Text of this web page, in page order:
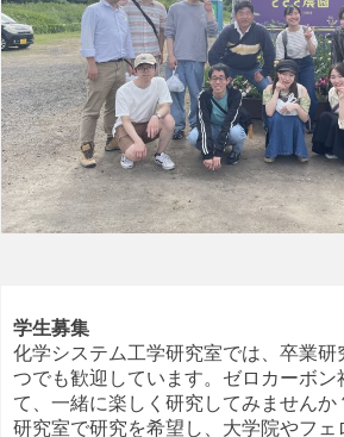
学生募集
化学システム工学研究室では、卒業研
つでも歓迎しています。ゼロカーボン
て、一緒に楽しく研究してみません
研究室で研究を希望し、大学院やフ